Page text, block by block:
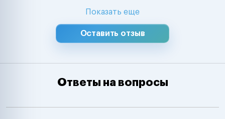
Показать еще
Оставить отзыв
Ответы на вопросы